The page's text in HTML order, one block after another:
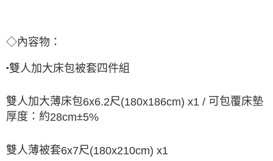
◇內容物：
▪雙人加大床包被套四件組
雙人加大薄床包6x6.2尺(180x186cm) x1 / 可包覆床墊
厚度：約28cm±5%
雙人薄被套6x7尺(180x210cm) x1